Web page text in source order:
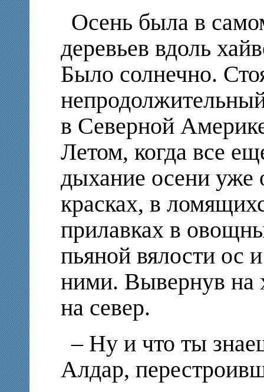
Осень была в
деревьев вдоль
Было солнечно.
в Северной
Летом, когда все
дыхание осени уже
красках, в
прилавках в
пьяной вялости ос
ними. Вывернув на
на север.
– Ну и что ты
Алдар,